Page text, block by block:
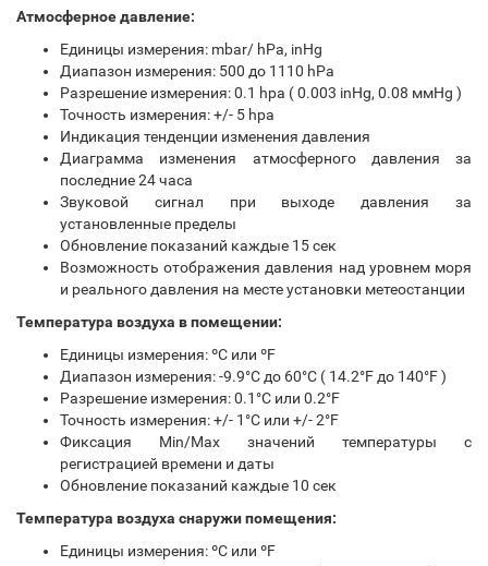
Атмосферное давление:
Единицы измерения: mbar/ hPa, inHg
Диапазон измерения: 500 до 1110 hPa
Разрешение измерения: 0.1 hpa ( 0.003 inHg, 0.08 ммHg )
Точность измерения: +/- 5 hpa
Индикация тенденции изменения давления
Диаграмма изменения атмосферного давления за
последние 24 часа
Звуковой сигнал при выходе давления за
установленные пределы
Обновление показаний каждые 15 сек
Возможность отображения давления над уровнем моря
и реального давления на месте установки метеостанции
Температура воздуха в помещении:
Единицы измерения: ºС или ºF
Диапазон измерения: -9.9°C до 60°C ( 14.2°F до 140°F )
Разрешение измерения: 0.1°C или 0.2°F
Точность измерения: +/- 1°C или +/- 2°F
Фиксация Min/Max значений температуры с
регистрацией времени и даты
Обновление показаний каждые 10 сек
Температура воздуха снаружи помещения:
Единицы измерения: ºС или ºF